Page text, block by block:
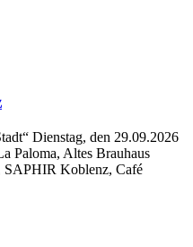
Dienstag, den 29.09.2026
Paloma, Altes Brauhaus
Koblenz, Café